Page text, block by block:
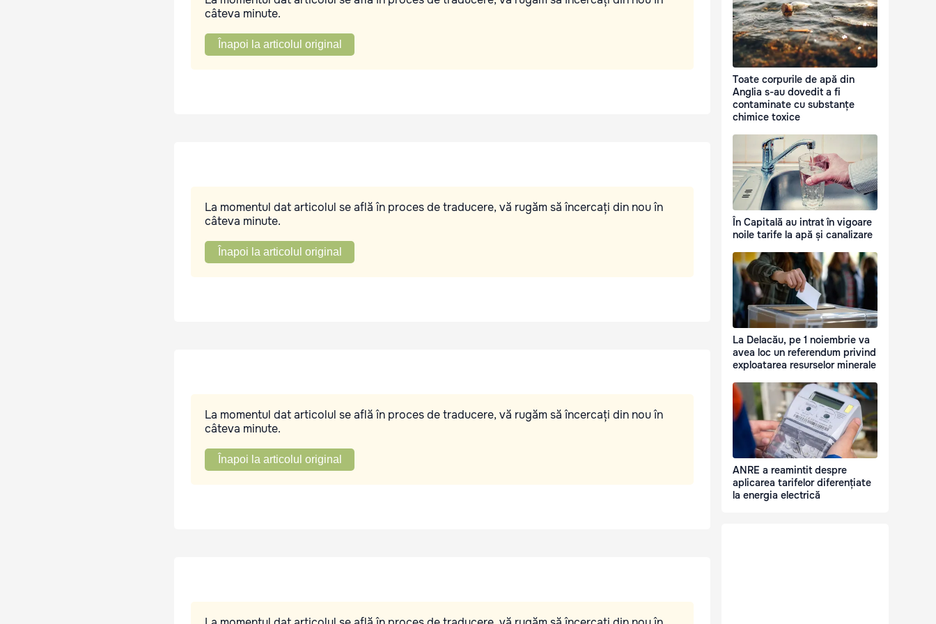
câteva minute.
Înapoi la articolul original
La momentul dat articolul se află în proces de traducere, vă rugăm să încercați din nou în
câteva minute.
Înapoi la articolul original
La momentul dat articolul se află în proces de traducere, vă rugăm să încercați din nou în
câteva minute.
Înapoi la articolul original
Toate corpurile de apă din
Anglia s-au dovedit a fi
contaminate cu substanțe
chimice toxice
În Capitală au intrat în vigoare
noile tarife la apă și canalizare
La Delacău, pe 1 noiembrie va
avea loc un referendum privind
exploatarea resurselor minerale
ANRE a reamintit despre
aplicarea tarifelor diferențiate
la energia electrică